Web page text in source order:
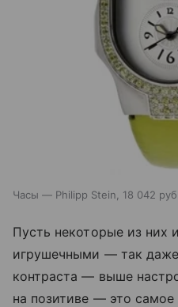
Часы — Philipp Stein, 18 042
Пусть некоторые из них
игрушечными — так
контраста — выше
на позитиве — это самое